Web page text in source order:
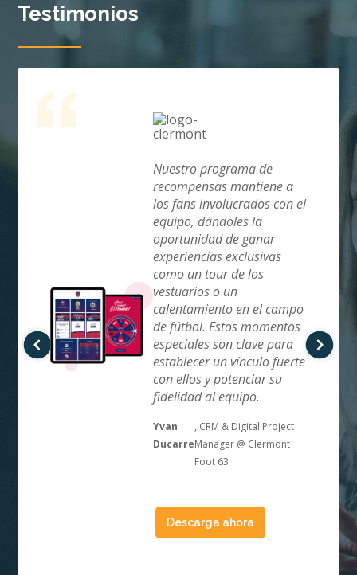
Testimonios
y
Nuestro programa de
recompensas mantiene a
los fans involucrados con el
equipo, dándoles la
oportunidad de ganar
experiencias exclusivas
como un tour de los
vestuarios o un
calentamiento en el campo
de fútbol. Estos momentos
especiales son clave para
establecer un vínculo fuerte
con ellos y potenciar su
fidelidad al equipo.
Yvan
Ducarre
, CRM & Digital Project
Manager @ Clermont
Foot 63
Descarga ahora